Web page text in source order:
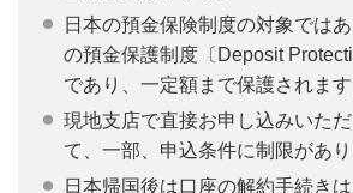
日本の預金保険制度の対象では
の預金保護制度〔Deposit
であり、一定額まで保護されます
現地支店で直接お申し込みいた
て、一部、申込条件に制限があり
日本帰国後は口座の解約手続き